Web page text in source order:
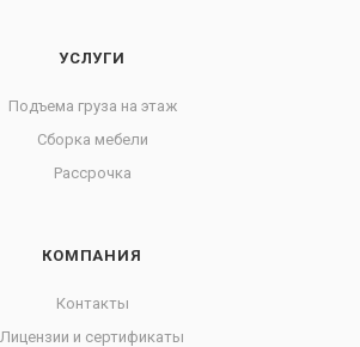
УСЛУГИ
Подъема груза на этаж
Сборка мебели
Рассрочка
КОМПАНИЯ
Контакты
Лицензии и сертификаты